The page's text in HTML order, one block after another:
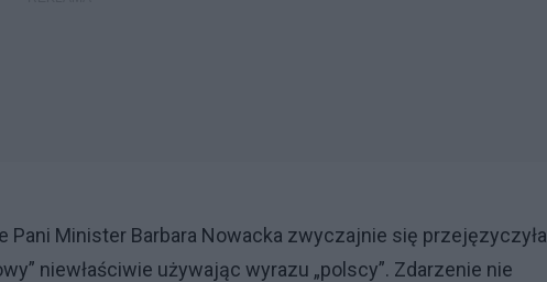
Minister Barbara Nowacka zwyczajnie się przejęzyczyła
niewłaściwie używając wyrazu „polscy”. Zdarzenie nie